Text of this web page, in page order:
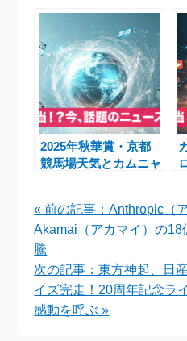
日開催 週末イベント
10選
2025年秋華賞・京都
競馬場天気とカムニャ
力馬展望
« 前の記事：Anthropic（
Akamai（アカマイ）の18
騰
次の記事：東方神起、日
イズ完走！20周年記念ラ
感動を呼ぶ »